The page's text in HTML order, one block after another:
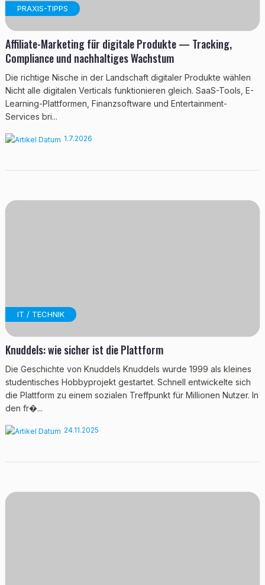
PRAXIS-TIPPS
Affiliate-Marketing für digitale Produkte — Tracking,
Compliance und nachhaltiges Wachstum
Die richtige Nische in der Landschaft digitaler Produkte wählen
Nicht alle digitalen Verticals funktionieren gleich. SaaS-Tools, E-
Learning-Plattformen, Finanzsoftware und Entertainment-
Services bri...
1.7.2026
IT / TECHNIK
Knuddels: wie sicher ist die Plattform
Die Geschichte von Knuddels Knuddels wurde 1999 als kleines
studentisches Hobbyprojekt gestartet. Schnell entwickelte sich
die Plattform zu einem sozialen Treffpunkt für Millionen Nutzer. In
den fr�...
24.11.2025